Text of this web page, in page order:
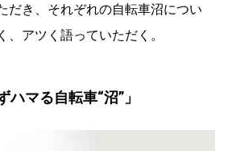
だき、それぞれの自転車沼につい
アツく語っていただく。
マる自転車“沼”」